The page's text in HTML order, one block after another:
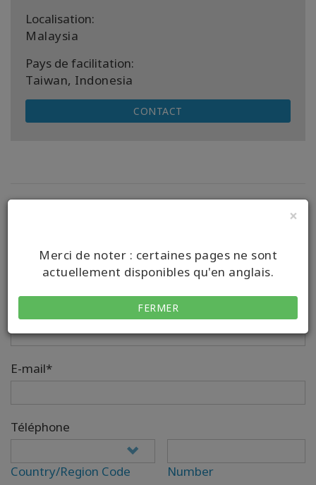
×
Merci de noter : certaines pages ne sont
actuellement disponibles qu'en anglais.
FERMER
Localisation:
Malaysia
Pays de facilitation:
Taiwan, Indonesia
CONTACT
Pas de cours à afficher.
E-mail*
Téléphone
Country/Region Code
Number